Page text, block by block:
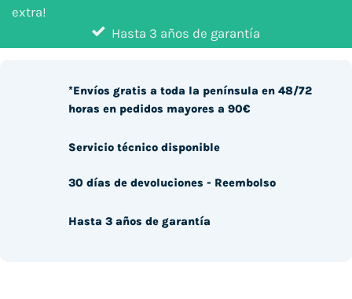
extra!
Hasta 3 años de garantía
*Envíos gratis a toda la península en 48/72
horas en pedidos mayores a 90€
Servicio técnico disponible
30 días de devoluciones - Reembolso
Hasta 3 años de garantía